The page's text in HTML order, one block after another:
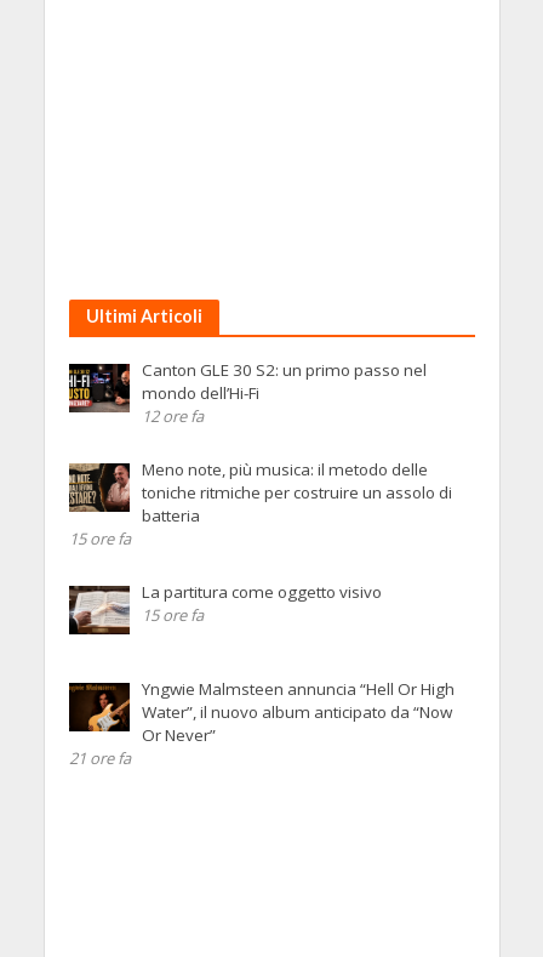
Ultimi Articoli
Canton GLE 30 S2: un primo passo nel
mondo dell’Hi-Fi
12 ore fa
Meno note, più musica: il metodo delle
toniche ritmiche per costruire un assolo di
batteria
15 ore fa
La partitura come oggetto visivo
15 ore fa
Yngwie Malmsteen annuncia “Hell Or High
Water”, il nuovo album anticipato da “Now
Or Never”
21 ore fa